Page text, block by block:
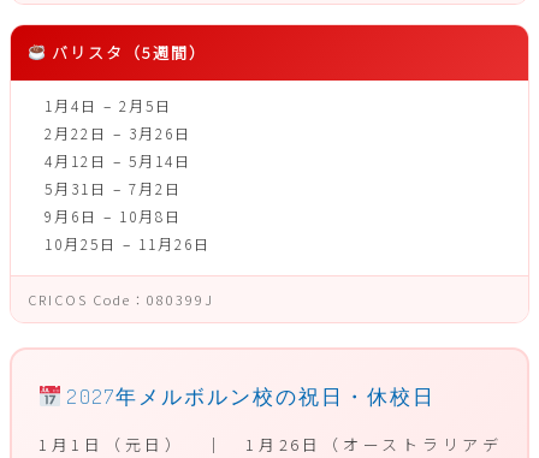
バリスタ（5週間）
1月4日 – 2月5日
2月22日 – 3月26日
4月12日 – 5月14日
5月31日 – 7月2日
9月6日 – 10月8日
10月25日 – 11月26日
CRICOS Code：080399J
2027年メルボルン校の祝日・休校日
1月1日（元日） ｜ 1月26日（オーストラリアデ